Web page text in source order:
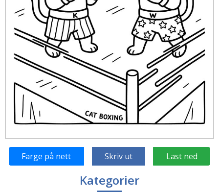
Farge på nett Skriv ut Last ned
Kategorier